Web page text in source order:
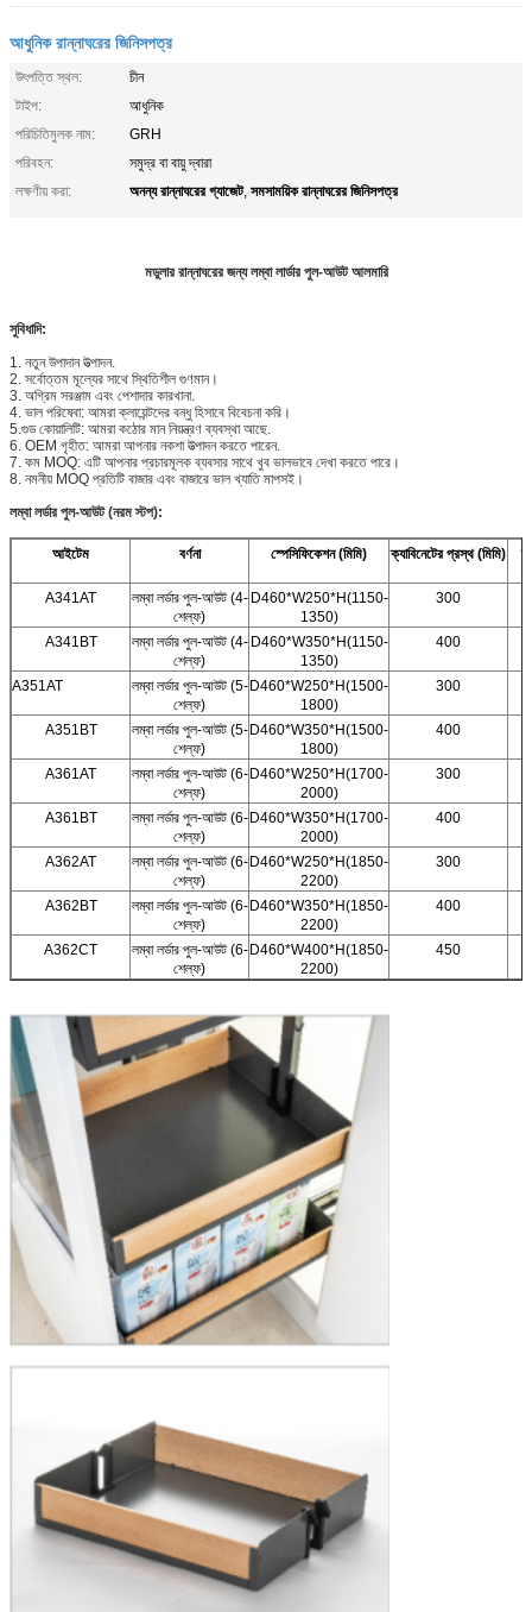
আধুনিক রান্নাঘরের জিনিসপত্র
উৎপত্তি স্থল:
চীন
টাইপ:
আধুনিক
পরিচিতিমুলক নাম:
GRH
পরিবহন:
সমুদ্র বা বায়ু দ্বারা
লক্ষণীয় করা:
অনন্য রান্নাঘরের গ্যাজেট, সমসাময়িক রান্নাঘরের জিনিসপত্র
মডুলার রান্নাঘরের জন্য লম্বা লার্ডার পুল-আউট আলমারি
সুবিধাদি:
1. নতুন উপাদান উত্পাদন.
2. সর্বোত্তম মূল্যের সাথে স্থিতিশীল গুণমান।
3. অগ্রিম সরঞ্জাম এবং পেশাদার কারখানা.
4. ভাল পরিষেবা: আমরা ক্লায়েন্টদের বন্ধু হিসাবে বিবেচনা করি।
5.গুড কোয়ালিটি: আমরা কঠোর মান নিয়ন্ত্রণ ব্যবস্থা আছে.
6. OEM গৃহীত: আমরা আপনার নকশা উত্পাদন করতে পারেন.
7. কম MOQ: এটি আপনার প্রচারমূলক ব্যবসার সাথে খুব ভালভাবে দেখা করতে পারে।
8. নমনীয় MOQ প্রতিটি বাজার এবং বাজারে ভাল খ্যাতি মাপসই।
লম্বা লর্ডার পুল-আউট (নরম স্টপ):
আইটেম বর্ণনা স্পেসিফিকেশন (মিমি) ক্যাবিনেটের প্রস্থ (মিমি)
A341AT
লম্বা লর্ডার পুল-আউট (4-
শেল্ফ)
D460*W250*H(1150-
1350)
300
A341BT
লম্বা লর্ডার পুল-আউট (4-
শেল্ফ)
D460*W350*H(1150-
1350)
400
A351AT
লম্বা লর্ডার পুল-আউট (5-
শেল্ফ)
D460*W250*H(1500-
1800)
300
A351BT
লম্বা লর্ডার পুল-আউট (5-
শেল্ফ)
D460*W350*H(1500-
1800)
400
A361AT
লম্বা লর্ডার পুল-আউট (6-
শেল্ফ)
D460*W250*H(1700-
2000)
300
A361BT
লম্বা লর্ডার পুল-আউট (6-
শেল্ফ)
D460*W350*H(1700-
2000)
400
A362AT
লম্বা লর্ডার পুল-আউট (6-
শেল্ফ)
D460*W250*H(1850-
2200)
300
A362BT
লম্বা লর্ডার পুল-আউট (6-
শেল্ফ)
D460*W350*H(1850-
2200)
400
A362CT
লম্বা লর্ডার পুল-আউট (6-
শেল্ফ)
D460*W400*H(1850-
2200)
450